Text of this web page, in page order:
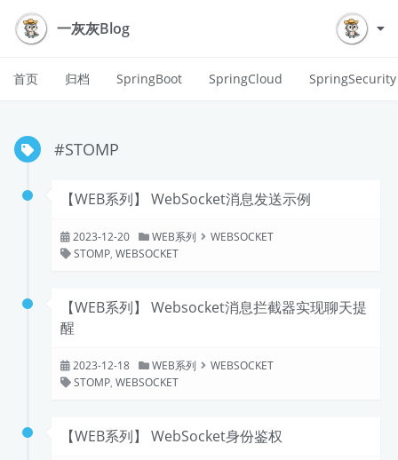
一灰灰Blog
首页 归档 SpringBoot SpringCloud SpringSecurity
#STOMP
【WEB系列】 WebSocket消息发送示例
2023-12-20 WEB系列
WEBSOCKET
STOMP, WEBSOCKET
【WEB系列】 Websocket消息拦截器实现聊天提
醒
2023-12-18 WEB系列
WEBSOCKET
STOMP, WEBSOCKET
【WEB系列】 WebSocket身份鉴权